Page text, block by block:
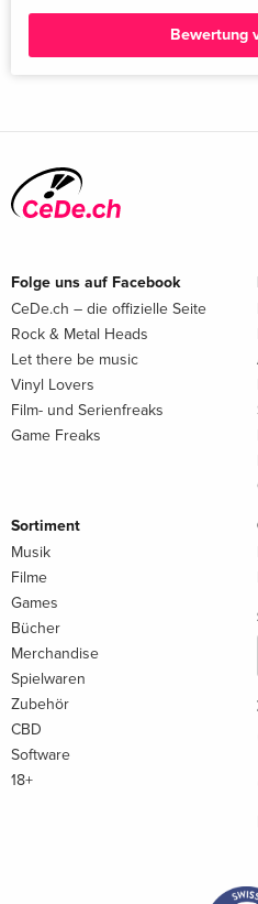
Bewertung
Folge uns auf Facebook
CeDe.ch – die offizielle Seite
Rock & Metal Heads
Let there be music
Vinyl Lovers
Film- und Serienfreaks
Game Freaks
Sortiment
Musik
Filme
Games
Bücher
Merchandise
Spielwaren
Zubehör
CBD
Software
18+